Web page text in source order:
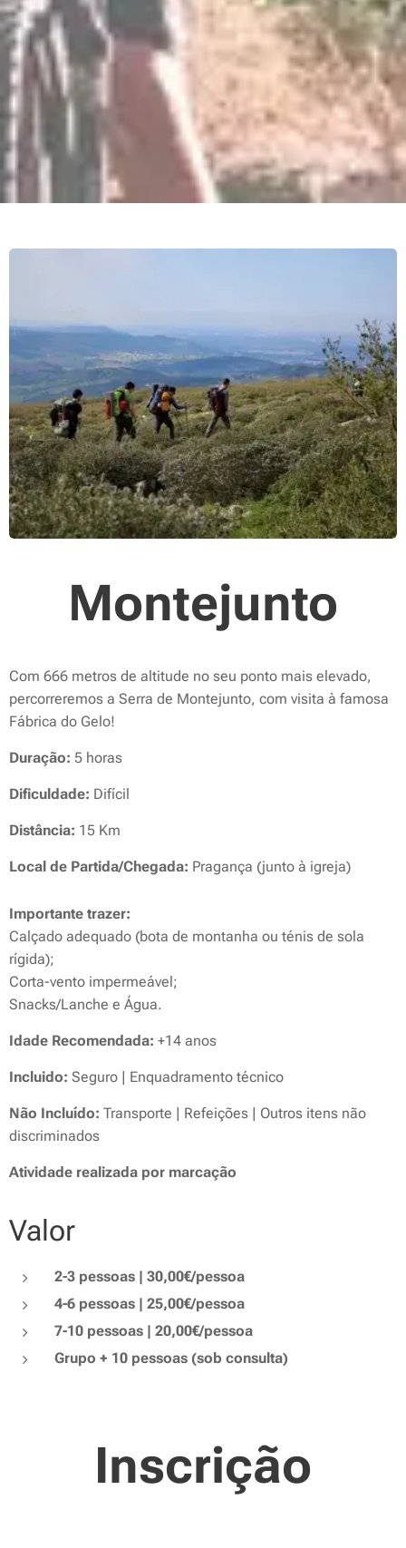
Montejunto
Com 666 metros de altitude no seu ponto mais elevado,
percorreremos a Serra de Montejunto, com visita à famosa
Fábrica do Gelo!
Duração: 5 horas
Dificuldade: Difícil
Distância: 15 Km
Local de Partida/Chegada: Pragança (junto à igreja)
Importante trazer:
Calçado adequado (bota de montanha ou ténis de sola
rígida);
Corta-vento impermeável;
Snacks/Lanche e Água.
Idade Recomendada: +14 anos
Incluido: Seguro | Enquadramento técnico
Não Incluído: Transporte | Refeições | Outros itens não
discriminados
Atividade realizada por marcação
Valor
2-3 pessoas | 30,00€/pessoa
4-6 pessoas | 25,00€/pessoa
7-10 pessoas | 20,00€/pessoa
Grupo + 10 pessoas (sob consulta)
Inscrição